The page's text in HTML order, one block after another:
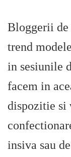
Bloggerii de
trend
in sesiunile
facem in
dispozitie si
insiva sau